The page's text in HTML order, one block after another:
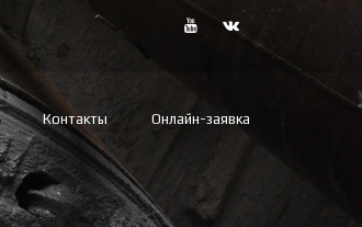
Контакты Онлайн-заявка